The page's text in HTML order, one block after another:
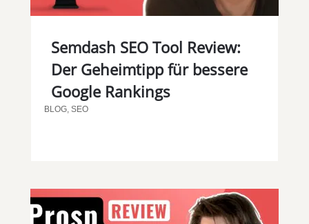
Semdash SEO Tool Review:
Der Geheimtipp für bessere
Google Rankings
BLOG, SEO